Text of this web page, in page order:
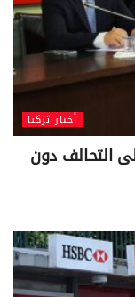
أخبار تركيا
التحالف دون